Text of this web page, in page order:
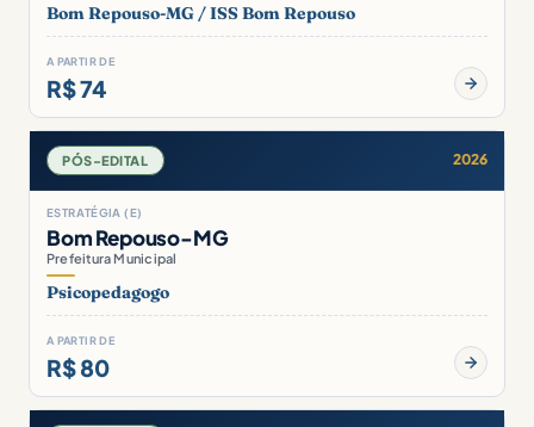
Bom Repouso-MG / ISS Bom Repouso
A PARTIR DE
R$ 74
PÓS-EDITAL 2026
ESTRATÉGIA (E)
Bom Repouso-MG
Prefeitura Municipal
Psicopedagogo
A PARTIR DE
R$ 80